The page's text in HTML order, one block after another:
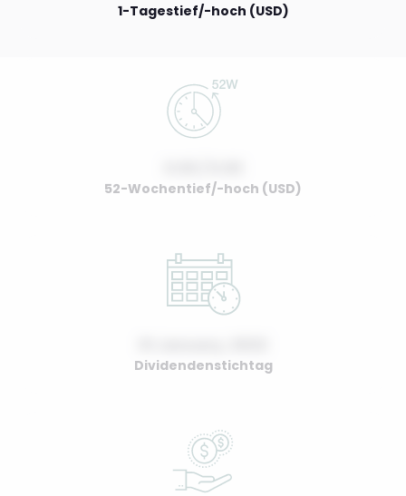
1-Tagestief/-hoch (USD)
52-Wochentief/-hoch (USD)
Dividendenstichtag